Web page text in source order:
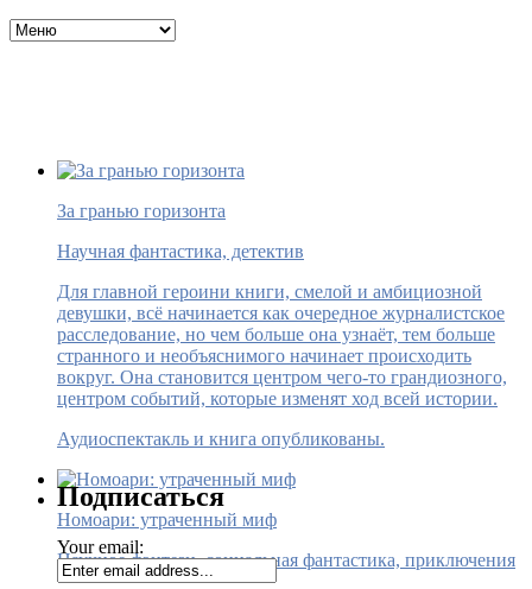
За гранью горизонта
Научная фантастика, детектив
Для главной героини книги, смелой и амбициозной
девушки, всё начинается как очередное журналистское
расследование, но чем больше она узнаёт, тем больше
странного и необъяснимого начинает происходить
вокруг. Она становится центром чего-то грандиозного,
центром событий, которые изменят ход всей истории.
Аудиоспектакль и книга опубликованы.
Номоари: утраченный миф
Научное фэнтези, социальная фантастика, приключения
Подписаться
Your email: